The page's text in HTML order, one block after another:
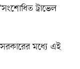
ট্রাভেল
মধ্যে এই